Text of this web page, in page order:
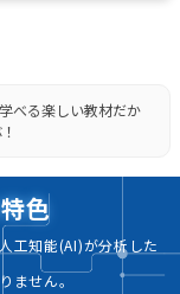
べる楽しい教材だか
色
工知能(AI)が分析した
ません。